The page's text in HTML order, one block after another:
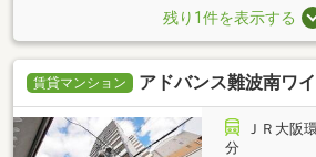
残り1件を表示する
賃貸マンション アドバンス難波南ワ
ＪＲ大阪
分